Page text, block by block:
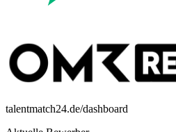
talentmatch24.de/dashboard